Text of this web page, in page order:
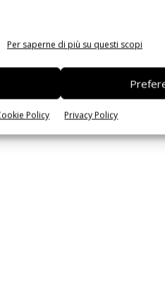
Per saperne di più su questi scopi
Policy Privacy Policy